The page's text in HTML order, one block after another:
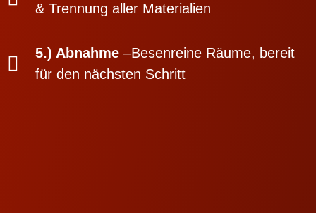
& Trennung aller Materialien
5.) Abnahme –Besenreine Räume, bereit
für den nächsten Schritt